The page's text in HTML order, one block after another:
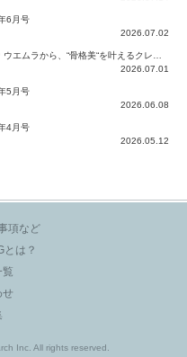
6月号
2026.07.02
2026.07.01
5月号
2026.06.08
4月号
2026.05.12
項など
とは？
覧
せ
Inc. All rights reserved.